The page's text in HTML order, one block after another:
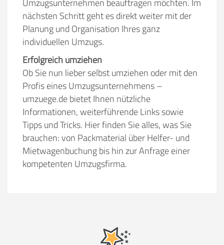
Stunden Stunden
KOSTENSCHÄTZUNG:
ICH MÖCHTE ANGEBOTE ANFORDERN
SO ERRECHNET SICH DIE KOSTENSCHÄTZUNG
Umzugsunternehmen beauftragen möchten. Im
nächsten Schritt geht es direkt weiter mit der
Planung und Organisation Ihres ganz
individuellen Umzugs.
Erfolgreich umziehen
Ob Sie nun lieber selbst umziehen oder mit den
Profis eines Umzugsunternehmens –
umzuege.de bietet Ihnen nützliche
Informationen, weiterführende Links sowie
Tipps und Tricks. Hier finden Sie alles, was Sie
brauchen: von Packmaterial über Helfer- und
Mietwagenbuchung bis hin zur Anfrage einer
kompetenten Umzugsfirma.